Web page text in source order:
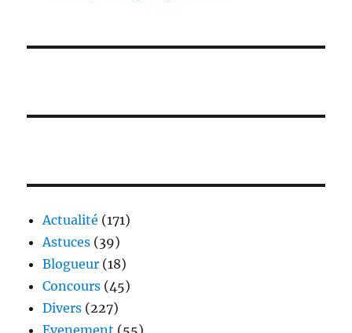
Actualité (171)
Astuces (39)
Blogueur (18)
Concours (45)
Divers (227)